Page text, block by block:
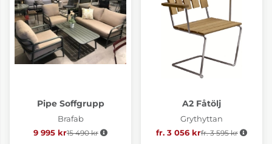
Pipe Soffgrupp
Brafab
9 995 kr Ordinarie pris:
15 490 kr
A2 Fåtölj
Grythyttan
fr. 3 056 krOrdinarie pris:
fr. 3 595 kr